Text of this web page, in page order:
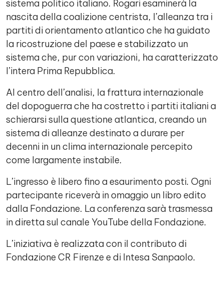
sistema politico italiano. Rogari esaminerà la
nascita della coalizione centrista, l’alleanza tra i
partiti di orientamento atlantico che ha guidato
la ricostruzione del paese e stabilizzato un
sistema che, pur con variazioni, ha caratterizzato
l’intera Prima Repubblica.
Al centro dell’analisi, la frattura internazionale
del dopoguerra che ha costretto i partiti italiani a
schierarsi sulla questione atlantica, creando un
sistema di alleanze destinato a durare per
decenni in un clima internazionale percepito
come largamente instabile.
L’ingresso è libero fino a esaurimento posti. Ogni
partecipante riceverà in omaggio un libro edito
dalla Fondazione. La conferenza sarà trasmessa
in diretta sul canale YouTube della Fondazione.
L’iniziativa è realizzata con il contributo di
Fondazione CR Firenze e di Intesa Sanpaolo.